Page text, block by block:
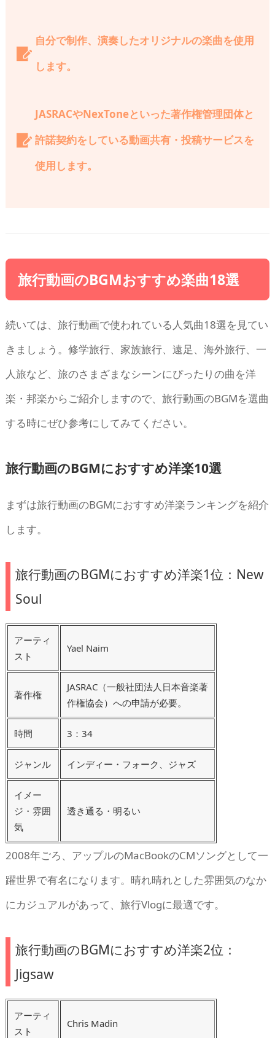
自分で制作、演奏したオリジナルの楽曲を使用
します。
JASRACやNexToneといった著作権管理団体と
許諾契約をしている動画共有・投稿サービスを
使用します。
旅行動画のBGMおすすめ楽曲18選
続いては、旅行動画で使われている人気曲18選を見てい
きましょう。修学旅行、家族旅行、遠足、海外旅行、一
人旅など、旅のさまざまなシーンにぴったりの曲を洋
楽・邦楽からご紹介しますので、旅行動画のBGMを選曲
する時にぜひ参考にしてみてください。
旅行動画のBGMにおすすめ洋楽10選
まずは旅行動画のBGMにおすすめ洋楽ランキングを紹介
します。
旅行動画のBGMにおすすめ洋楽1位：New
Soul
アーティ
スト
Yael Naim
著作権
JASRAC（一般社団法人日本音楽著
作権協会）への申請が必要。
時間 3：34
ジャンル インディー・フォーク、ジャズ
イメー
ジ・雰囲
気
透き通る・明るい
2008年ごろ、アップルのMacBookのCMソングとして一
躍世界で有名になります。晴れ晴れとした雰囲気のなか
にカジュアルがあって、旅行Vlogに最適です。
旅行動画のBGMにおすすめ洋楽2位：
Jigsaw
アーティ
スト
Chris Madin